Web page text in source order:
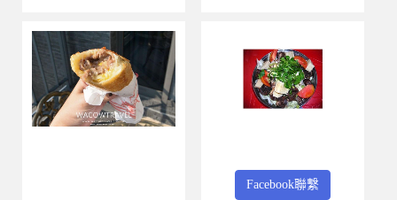
Facebook聯繫